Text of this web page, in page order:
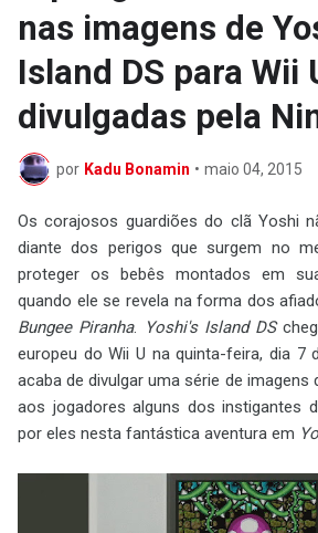
nas imagens de
Island DS para Wii
divulgadas pela
por Kadu Bonamin • maio 04, 2015
Os corajosos guardiões do clã Yoshi
diante dos perigos que surgem no
proteger os bebês montados em
quando ele se revela na forma dos
Bungee Piranha. Yoshi's Island DS
europeu do Wii U na quinta-feira, dia 7
acaba de divulgar uma série de
aos jogadores alguns dos instigantes
por eles nesta fantástica aventura em